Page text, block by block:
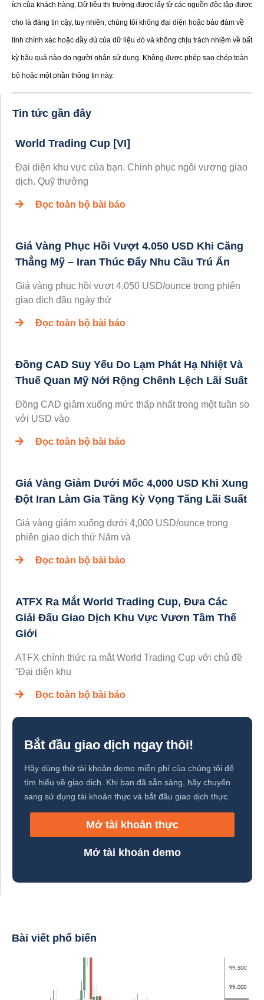
ích của khách hàng. Dữ liệu thị trường được lấy từ các nguồn độc lập được
cho là đáng tin cậy, tuy nhiên, chúng tôi không đại diện hoặc bảo đảm về
tính chính xác hoặc đầy đủ của dữ liệu đó và không chịu trách nhiệm về bất
kỳ hậu quả nào do người nhận sử dụng. Không được phép sao chép toàn
bộ hoặc một phần thông tin này.
Tin tức gần đây
World Trading Cup [VI]
Đại diện khu vực của bạn. Chinh phục ngôi vương giao
dịch. Quỹ thưởng
Đọc toàn bộ bài báo
Giá Vàng Phục Hồi Vượt 4.050 USD Khi Căng
Thẳng Mỹ – Iran Thúc Đẩy Nhu Cầu Trú Ẩn
Giá vàng phục hồi vượt 4.050 USD/ounce trong phiên
giao dịch đầu ngày thứ
Đọc toàn bộ bài báo
Đồng CAD Suy Yếu Do Lạm Phát Hạ Nhiệt Và
Thuế Quan Mỹ Nới Rộng Chênh Lệch Lãi Suất
Đồng CAD giảm xuống mức thấp nhất trong một tuần so
với USD vào
Đọc toàn bộ bài báo
Giá Vàng Giảm Dưới Mốc 4,000 USD Khi Xung
Đột Iran Làm Gia Tăng Kỳ Vọng Tăng Lãi Suất
Giá vàng giảm xuống dưới 4,000 USD/ounce trong
phiên giao dịch thứ Năm và
Đọc toàn bộ bài báo
ATFX Ra Mắt World Trading Cup, Đưa Các
Giải Đấu Giao Dịch Khu Vực Vươn Tầm Thế
Giới
ATFX chính thức ra mắt World Trading Cup với chủ đề
“Đại diện khu
Đọc toàn bộ bài báo
Bắt đầu giao dịch ngay thôi!
Hãy dùng thử tài khoản demo miễn phí của chúng tôi để
tìm hiểu về giao dịch. Khi bạn đã sẵn sàng, hãy chuyển
sang sử dụng tài khoản thực và bắt đầu giao dịch thực.
Mở tài khoản thực
Mở tài khoản demo
Bài viết phổ biến